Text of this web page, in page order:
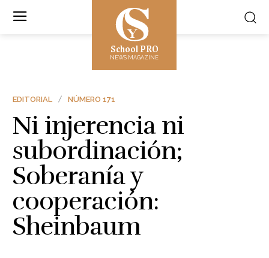
School PRO
NEWS MAGAZINE
EDITORIAL NÚMERO 171
Ni injerencia ni
subordinación;
Soberanía y
cooperación:
Sheinbaum